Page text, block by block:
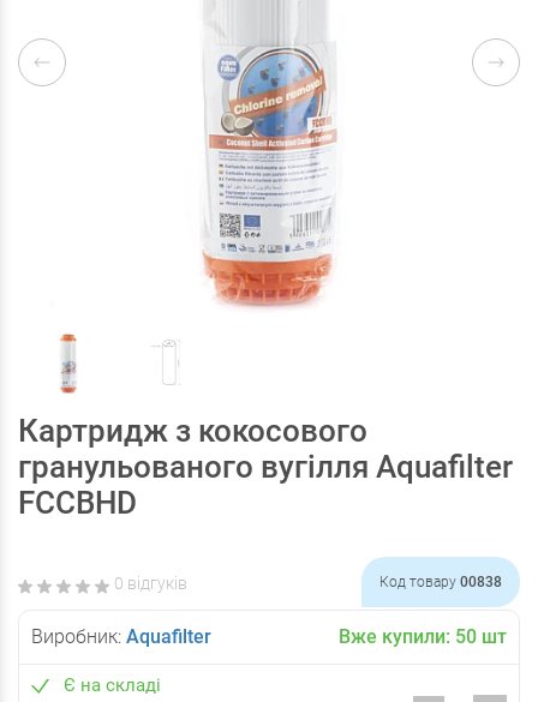
Картридж з кокосового
гранульованого вугілля Aquafilter
FCCBHD
0 відгуків Код товару 00838
Виробник: Aquafilter Вже купили: 50 шт
Є на складі